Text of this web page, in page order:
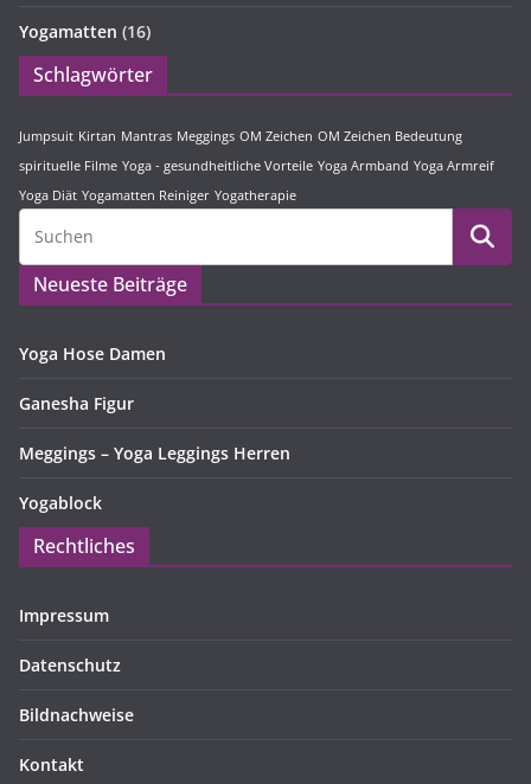
Yogamatten (16)
Schlagwörter
Jumpsuit Kirtan Mantras Meggings OM Zeichen OM Zeichen Bedeutung
spirituelle Filme Yoga - gesundheitliche Vorteile Yoga Armband Yoga Armreif
Yoga Diät Yogamatten Reiniger Yogatherapie
Neueste Beiträge
Yoga Hose Damen
Ganesha Figur
Meggings – Yoga Leggings Herren
Yogablock
Rechtliches
Impressum
Datenschutz
Bildnachweise
Kontakt